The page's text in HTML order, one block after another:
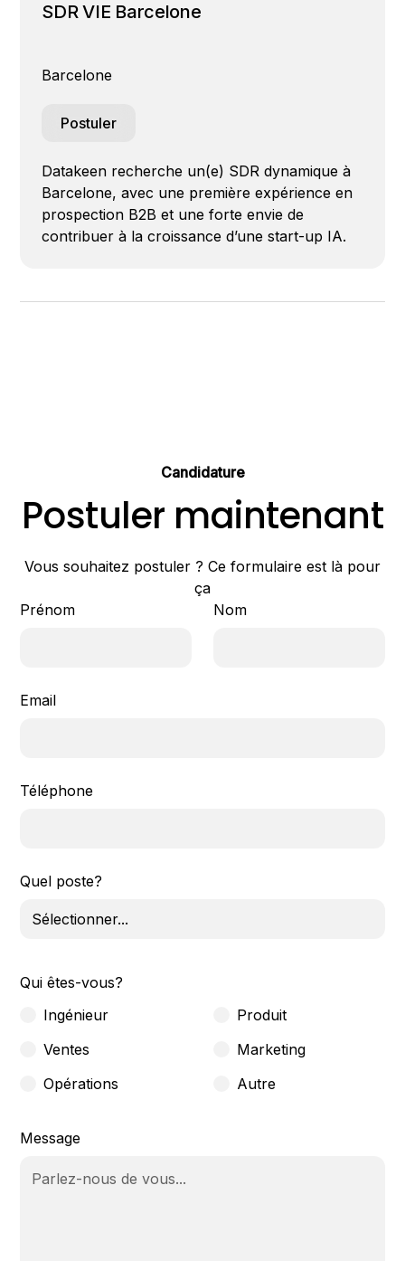
SDR VIE Barcelone
Barcelone
Postuler
Datakeen recherche un(e) SDR dynamique à
Barcelone, avec une première expérience en
prospection B2B et une forte envie de
contribuer à la croissance d’une start-up IA.
Candidature
Postuler maintenant
Vous souhaitez postuler ? Ce formulaire est là pour
ça
Prénom
Nom
Email
Téléphone
Quel poste?
Qui êtes-vous?
Ingénieur
Produit
Ventes
Marketing
Opérations
Autre
Message